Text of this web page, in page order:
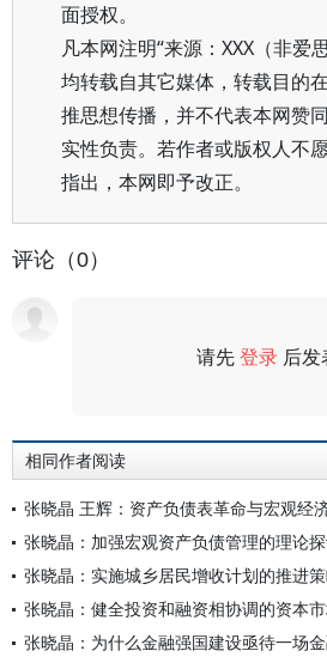
面授权。
凡本网注明“来源：XXX（非爱
均转载自其它媒体，转载目的
推思想传播，并不代表本网赞
实性负责。若作者或版权人不
指出，本网即予改正。
评论（0）
请先登录 后发
相同作者阅读
张晓晶 王辉：资产负债表革命与宏观经
张晓晶：加强宏观资产负债管理的理论
张晓晶：实施城乡居民增收计划的推进
张晓晶：健全投资和融资相协调的资本
张晓晶：为什么金融强国建设亟待一场